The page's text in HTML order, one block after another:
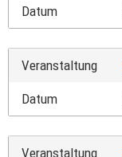
Datum
Veranstaltung
Datum
Veranstaltung